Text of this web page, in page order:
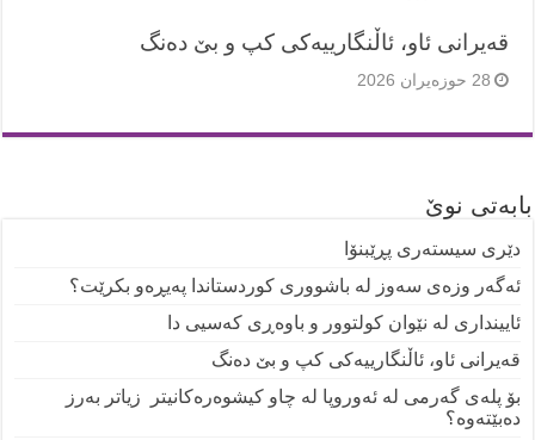
قەیرانی ئاو، ئاڵنگارییەکی کپ و بێ دەنگ
28 حوزه‌یران 2026
بابەتی نوێ
دێری سیستەری پڕێبنۆا
ئەگەر وزەی سەوز لە باشووری کوردستاندا پەیڕەو بکرێت؟
ئایینداری لە نێوان کولتوور و باوەڕی کەسیی دا
قەیرانی ئاو، ئاڵنگارییەکی کپ و بێ دەنگ
بۆ پلەی گەرمی لە ئەوروپا لە چاو کیشوەرەکانیتر زیاتر بەرز
دەبێتەوە؟